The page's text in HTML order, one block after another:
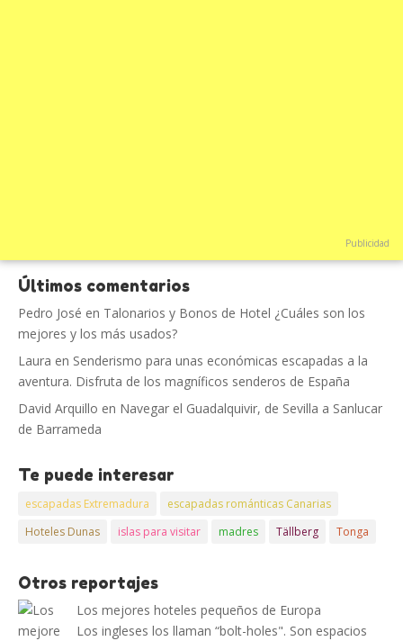
Publicidad
Últimos comentarios
Pedro José en Talonarios y Bonos de Hotel ¿Cuáles son los
mejores y los más usados?
Laura en Senderismo para unas económicas escapadas a la
aventura. Disfruta de los magníficos senderos de España
David Arquillo en Navegar el Guadalquivir, de Sevilla a Sanlucar
de Barrameda
Te puede interesar
escapadas Extremadura
escapadas románticas Canarias
Hoteles Dunas
islas para visitar madres Tällberg Tonga
Otros reportajes
Los mejores hoteles pequeños de Europa
Los ingleses los llaman “bolt-holes". Son espacios